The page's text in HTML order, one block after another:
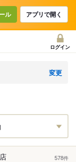
ル アプリで開く
ログイン
変更
578件